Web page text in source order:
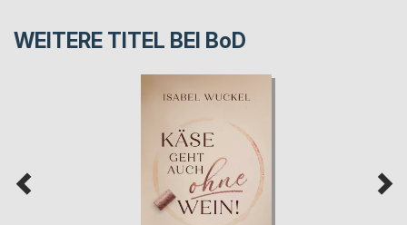
WEITERE TITEL BEI BoD